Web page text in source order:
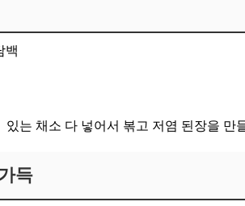
백
는 채소 다 넣어서 볶고 저염 된장을 만
득